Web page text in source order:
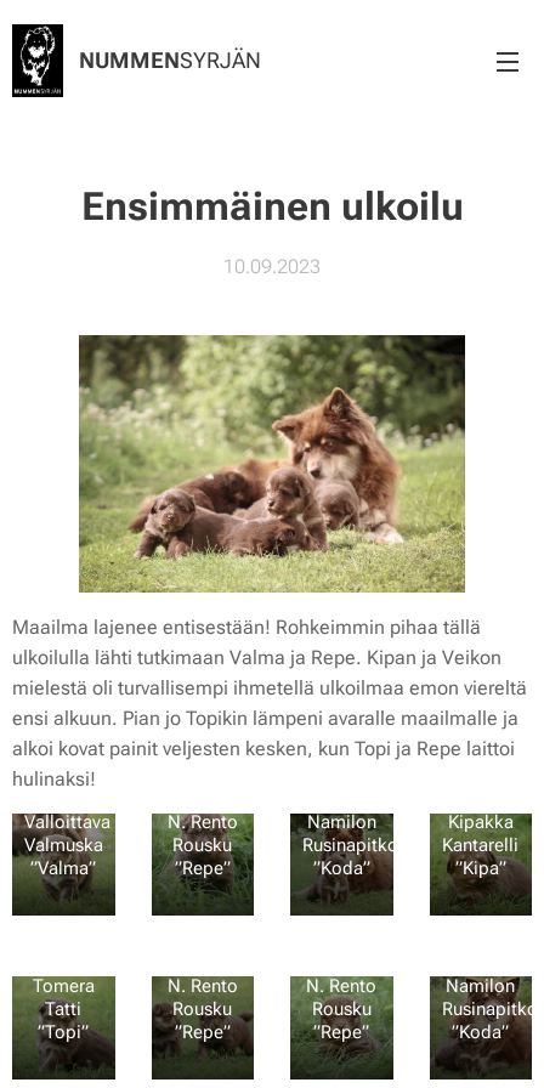
NUMMENSYRJÄN
Ensimmäinen ulkoilu
10.09.2023
Maailma lajenee entisestään! Rohkeimmin pihaa tällä
ulkoilulla lähti tutkimaan Valma ja Repe. Kipan ja Veikon
mielestä oli turvallisempi ihmetellä ulkoilmaa emon viereltä
ensi alkuun. Pian jo Topikin lämpeni avaralle maailmalle ja
alkoi kovat painit veljesten kesken, kun Topi ja Repe laittoi
hulinaksi!
Valloittava
Valmuska
”Valma”
💖
N. Rento
Rousku
”Repe”
❤️
Haaveileva
Hapero
Namilon
Rusinapitko
”Koda”
💚🤎
Kipakka
Kantarelli
”Kipa”
💛
Tomera
Tatti
”Topi”
💙
N.
Tomera
N. Rento
Rousku
”Repe”
💙❤️
N. Rento
Rousku
”Repe”
❤️
N.
Kipakka
Namilon
Rusinapitko
”Koda”
💛🤎